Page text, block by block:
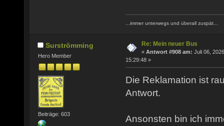
...immer unterwegs und überall zuspät...
Surströmming
Hero Member
Beiträge: 603
Re: Mein neuer Bus
« Antwort #908 am: Juli 06,
15:29:48 »
Die Reklamation ist
Antwort.
Ansonsten bin ich